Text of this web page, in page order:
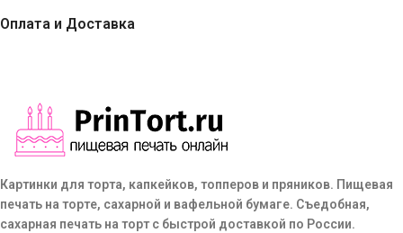
Оплата и Доставка
Картинки для торта, капкейков, топперов и пряников. Пищевая
печать на торте, сахарной и вафельной бумаге. Съедобная,
сахарная печать на торт с быстрой доставкой по России.